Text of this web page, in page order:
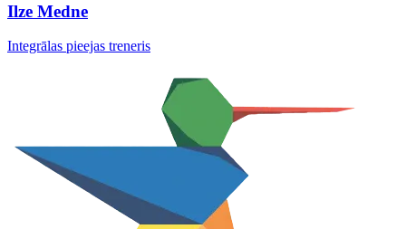
Ilze Medne
Integrālas pieejas treneris